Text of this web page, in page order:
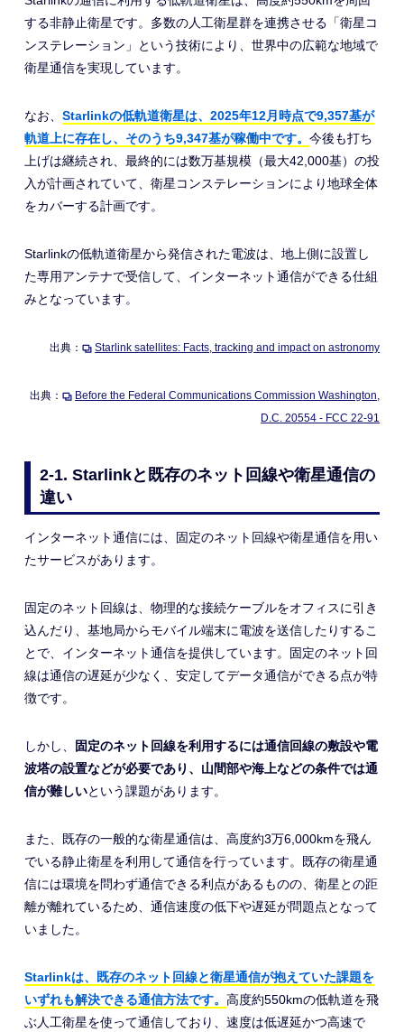
する非静止衛星です。多数の人工衛星群を連携させる「衛星コ
ンステレーション」という技術により、世界中の広範な地域で
衛星通信を実現しています。
なお、 Starlinkの低軌道衛星は、2025年12月時点で9,357基が
軌道上に存在し、そのうち9,347基が稼働中です。 今後も打ち
上げは継続され、最終的には数万基規模（最大42,000基）の投
入が計画されていて、衛星コンステレーションにより地球全体
をカバーする計画です。
Starlinkの低軌道衛星から発信された電波は、地上側に設置し
た専用アンテナで受信して、インターネット通信ができる仕組
みとなっています。
出典： Starlink satellites: Facts, tracking and impact on astronomy
出典：
Before the Federal Communications Commission Washington,
D.C. 20554 - FCC 22-91
2-1. Starlinkと既存のネット回線や衛星通信の
違い
インターネット通信には、固定のネット回線や衛星通信を用い
たサービスがあります。
固定のネット回線は、物理的な接続ケーブルをオフィスに引き
込んだり、基地局からモバイル端末に電波を送信したりするこ
とで、インターネット通信を提供しています。固定のネット回
線は通信の遅延が少なく、安定してデータ通信ができる点が特
徴です。
しかし、
固定のネット回線を利用するには通信回線の敷設や電
波塔の設置などが必要であり、山間部や海上などの条件では通
信が難しいという課題があります。
また、既存の一般的な衛星通信は、高度約3万6,000kmを飛ん
でいる静止衛星を利用して通信を行っています。既存の衛星通
信には環境を問わず通信できる利点があるものの、衛星との距
離が離れているため、通信速度の低下や遅延が問題点となって
いました。
Starlinkは、既存のネット回線と衛星通信が抱えていた課題を
いずれも解決できる通信方法です。 高度約550kmの低軌道を飛
ぶ人工衛星を使って通信しており、速度は低遅延かつ高速で